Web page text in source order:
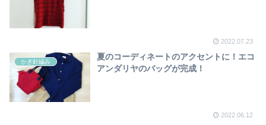
2022.07.23
かぎ針編み
夏のコーディネートのアクセントに！エコ
アンダリヤのバッグが完成！
2022.06.12